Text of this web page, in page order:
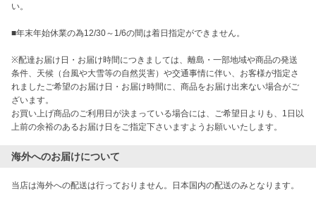
い。
■年末年始休業の為12/30～1/6の間は着日指定ができません。
※配達お届け日・お届け時間につきましては、離島・一部地域や商品の発送
条件、天候（台風や大雪等の自然災害）や交通事情に伴い、お客様が指定さ
れましたご希望のお届け日・お届け時間に、商品をお届け出来ない場合がご
ざいます。
お買い上げ商品のご利用日が決まっている場合には、ご希望日よりも、1日以
上前の余裕のあるお届け日をご指定下さいますようお願いいたします。
海外へのお届けについて
当店は海外への配送は行っておりません。日本国内の配送のみとなります。